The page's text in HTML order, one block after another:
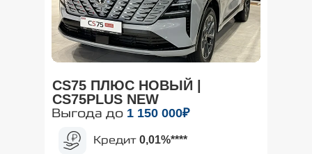
CS75 ПЛЮС НОВЫЙ |
CS75PLUS NEW
Выгода до 1 150 000₽
Кредит 0,01%****